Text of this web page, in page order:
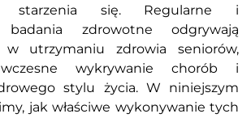
starzenia się. Regularne i
badania zdrowotne odgrywają
w utrzymaniu zdrowia seniorów,
wczesne wykrywanie chorób i
stylu życia. W niniejszym
jak właściwe wykonywanie tych